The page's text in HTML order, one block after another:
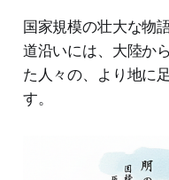
国家規模の壮大な物
道沿いには、大陸か
た人々の、より地に
す。